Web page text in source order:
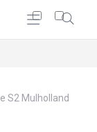
S2 Mulholland